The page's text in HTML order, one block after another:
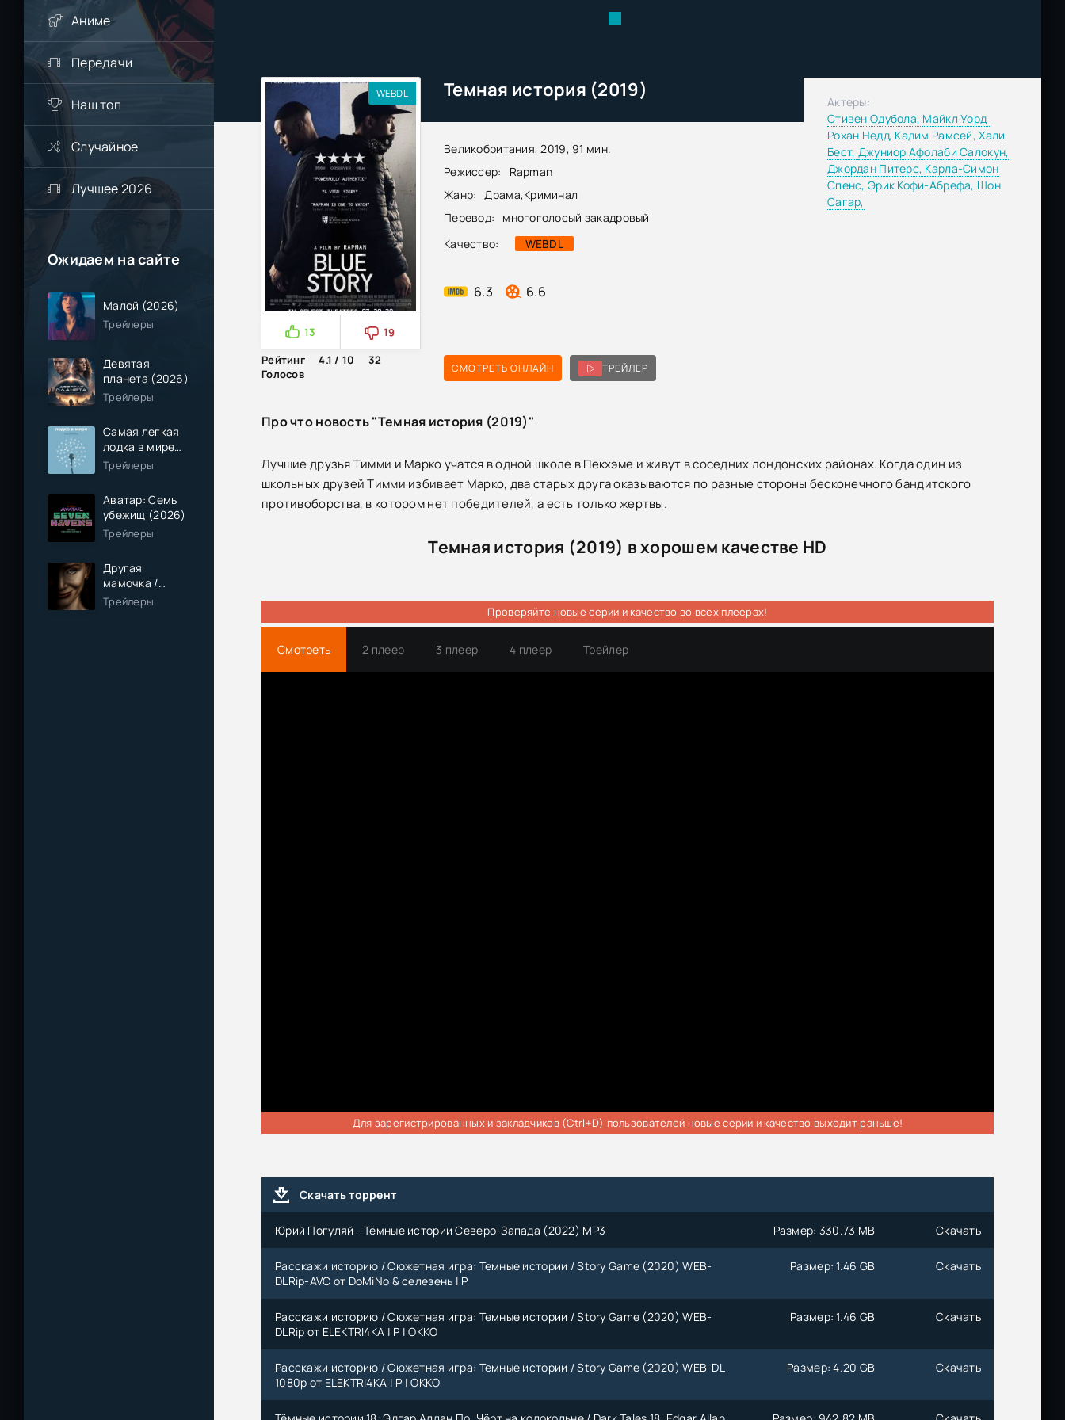
Аниме
Передачи
Наш топ
Случайное
Лучшее 2026
Ожидаем на сайте
Малой (2026)
Трейлеры
Девятая
планета (2026)
Трейлеры
Самая легкая
лодка в мире
(2026)
Трейлеры
Аватар: Семь
убежищ (2026)
Трейлеры
Другая
мамочка /
Чужая мама
(2026)
Трейлеры
Темная история (2019)
Великобритания, 2019, 91 мин.
Режиссер:
Rapman
Жанр:
Драма,Криминал
Перевод:
многоголосый закадровый
Качество:
WEBDL
6.3 6.6
WEBDL
13
19
Рейтинг
4.1 / 10
32
Голосов
СМОТРЕТЬ ОНЛАЙН ТРЕЙЛЕР
Актеры:
Стивен Одубола, Майкл Уорд,
Рохан Недд, Кадим Рамсей,Хали
Бест, Джуниор Афолаби Салокун,
Джордан Питерс, Карла-Симон
Спенс, Эрик Кофи-Абрефа, Шон
Сагар,
Про что новость "Темная история (2019)"
Лучшие друзья Тимми и Марко учатся в одной школе в Пекхэме и живут в соседних лондонских районах. Когда один из
школьных друзей Тимми избивает Марко, два старых друга оказываются по разные стороны бесконечного бандитского
противоборства, в котором нет победителей, а есть только жертвы.
Темная история (2019) в хорошем качестве HD
Проверяйте новые серии и качество во всех плеерах!
Смотреть 2 плеер 3 плеер 4 плеер Трейлер
Для зарегистрированных и закладчиков (Ctrl+D) пользователей новые серии и качество выходит раньше!
Скачать торрент
Юрий Погуляй - Тёмные истории Северо-Запада (2022) МР3 Размер: 330.73 MB Скачать
Расскажи историю / Сюжетная игра: Темные истории / Story Game (2020) WEB-
DLRip-AVC от DoMiNo & селезень | P
Размер: 1.46 GB Скачать
Расскажи историю / Сюжетная игра: Темные истории / Story Game (2020) WEB-
DLRip от ELEKTRI4KA | P | ОККО
Размер: 1.46 GB Скачать
Расскажи историю / Сюжетная игра: Темные истории / Story Game (2020) WEB-DL
1080p от ELEKTRI4KA | P | ОККО
Размер: 4.20 GB Скачать